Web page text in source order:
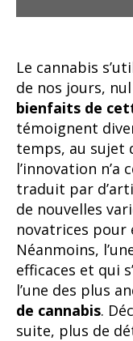
Le cannabis
de nos jours,
bienfaits de
témoignent
temps, au sujet
l’innovation n’a
traduit par
de nouvelles
novatrices pour
Néanmoins,
efficaces et qui
l’une des plus
de cannabis.
suite, plus de